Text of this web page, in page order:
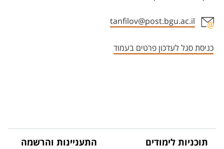
tanfilov@post.bgu.ac.il
כניסת סגל לעדכון פרטים בעמוד
תוכניות לימודים התעניינות והרשמה